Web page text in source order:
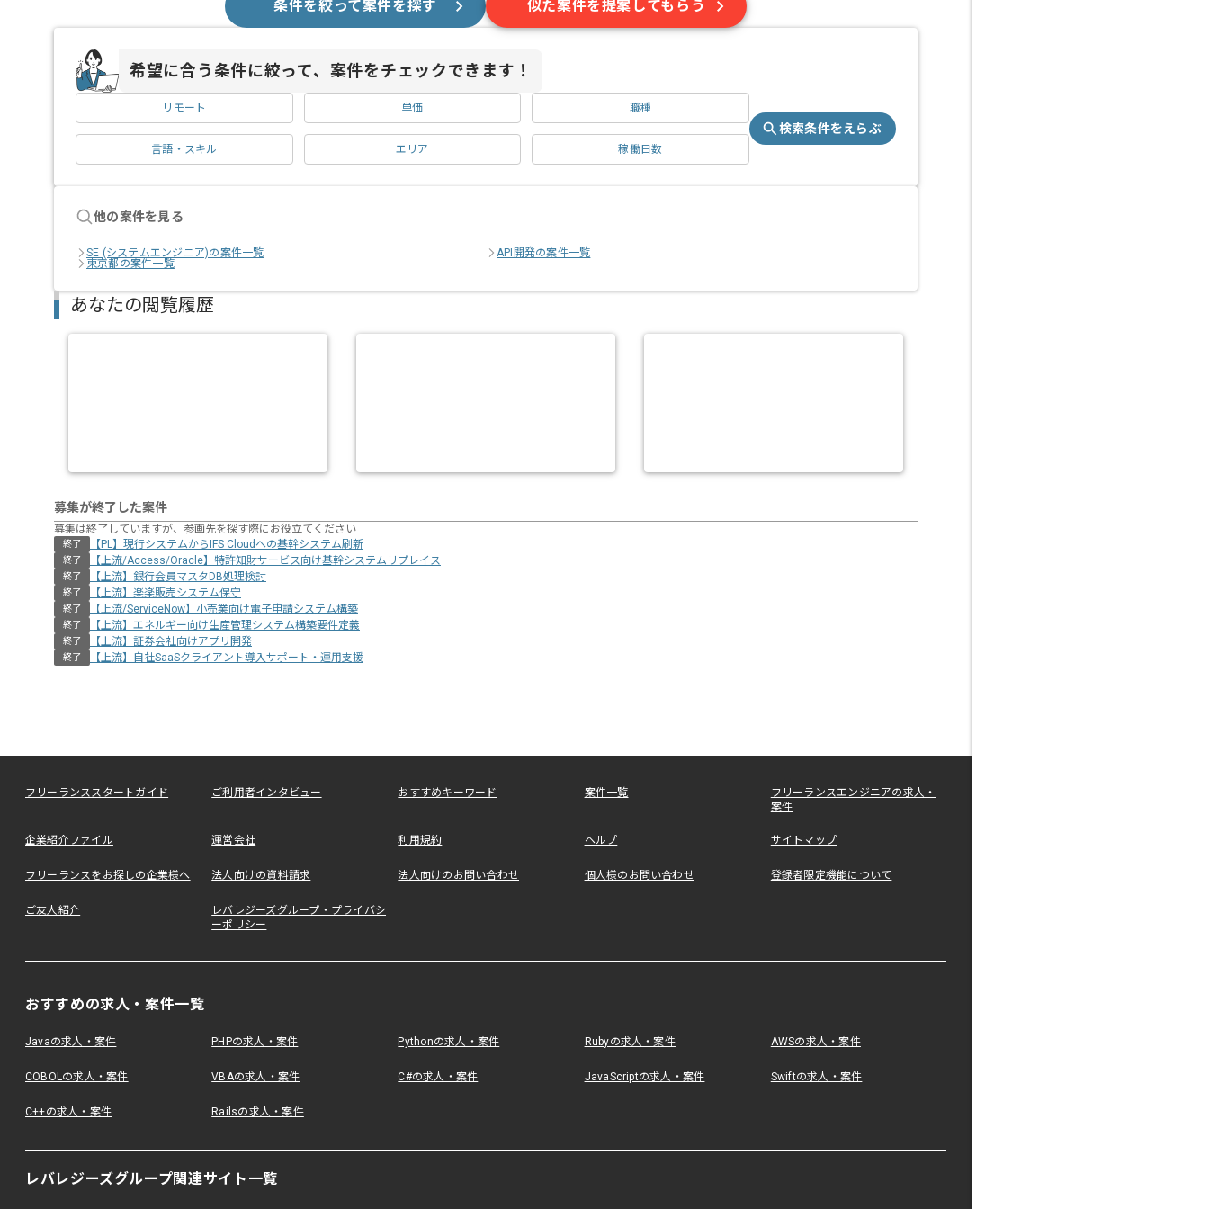
条件を絞って案件を探す 似た案件を提案してもらう
希望に合う条件に絞って、案件をチェックできます！
リモート 単価 職種
言語・スキル エリア 稼働日数
検索条件をえらぶ
他の案件を見る
SE (システムエンジニア)の案件一覧
API開発の案件一覧
東京都の案件一覧
あなたの閲覧履歴
募集が終了した案件
募集は終了していますが、参画先を探す際にお役立てください
終了 【PL】現行システムからIFS Cloudへの基幹システム刷新
終了 【上流/Access/Oracle】特許知財サービス向け基幹システムリプレイス
終了 【上流】銀行会員マスタDB処理検討
終了 【上流】楽楽販売システム保守
終了 【上流/ServiceNow】小売業向け電子申請システム構築
終了 【上流】エネルギー向け生産管理システム構築要件定義
終了 【上流】証券会社向けアプリ開発
終了 【上流】自社SaaSクライアント導入サポート・運用支援
フリーランススタートガイド ご利用者インタビュー おすすめキーワード 案件一覧
フリーランスエンジニアの求人・
案件
企業紹介ファイル 運営会社 利用規約 ヘルプ サイトマップ
フリーランスをお探しの企業様へ 法人向けの資料請求 法人向けのお問い合わせ 個人様のお問い合わせ 登録者限定機能について
ご友人紹介
レバレジーズグループ・プライバシ
ーポリシー
おすすめの求人・案件一覧
Javaの求人・案件 PHPの求人・案件 Pythonの求人・案件 Rubyの求人・案件 AWSの求人・案件
COBOLの求人・案件 VBAの求人・案件 C#の求人・案件 JavaScriptの求人・案件 Swiftの求人・案件
C++の求人・案件 Railsの求人・案件
レバレジーズグループ関連サイト一覧